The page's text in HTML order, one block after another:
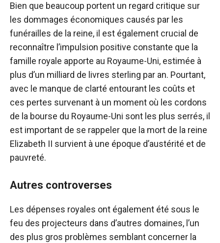
Bien que beaucoup portent un regard critique sur
les dommages économiques causés par les
funérailles de la reine, il est également crucial de
reconnaître l’impulsion positive constante que la
famille royale apporte au Royaume-Uni, estimée à
plus d’un milliard de livres sterling par an. Pourtant,
avec le manque de clarté entourant les coûts et
ces pertes survenant à un moment où les cordons
de la bourse du Royaume-Uni sont les plus serrés, il
est important de se rappeler que la mort de la reine
Elizabeth II survient à une époque d’austérité et de
pauvreté.
Autres controverses
Les dépenses royales ont également été sous le
feu des projecteurs dans d’autres domaines, l’un
des plus gros problèmes semblant concerner la